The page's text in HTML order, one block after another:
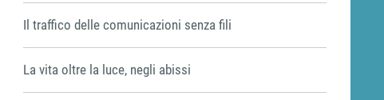
Il traffico delle comunicazioni senza fili
La vita oltre la luce, negli abissi